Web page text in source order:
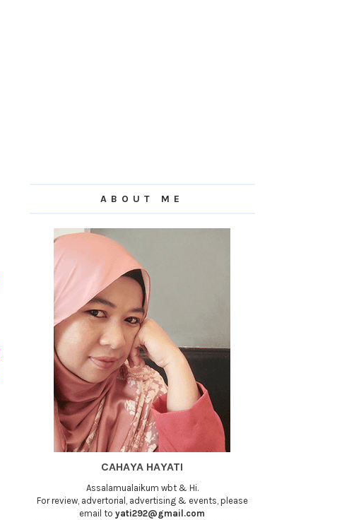
ABOUT ME
CAHAYA HAYATI
Assalamualaikum wbt & Hi.
For review, advertorial, advertising & events, please
email toyati292@gmail.com